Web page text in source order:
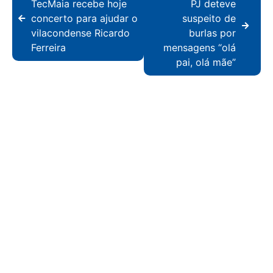
TecMaia recebe hoje
concerto para ajudar o
vilacondense Ricardo
Ferreira
PJ deteve
suspeito de
burlas por
mensagens “olá
pai, olá mãe”